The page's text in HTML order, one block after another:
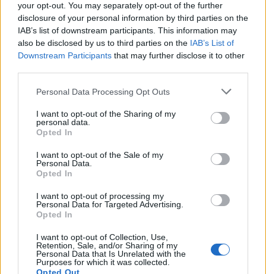
your opt-out. You may separately opt-out of the further
disclosure of your personal information by third parties on the
IAB’s list of downstream participants. This information may
also be disclosed by us to third parties on the IAB’s List of
Downstream Participants that may further disclose it to other
Please note that this website/app uses one or more Google
not limited to your visit or usage behaviour. You may click to
grant or deny consent to Google and its third-party tags to
use your data for below specified purposes in below Google
consent section.
Personal Data Processing Opt Outs
I want to opt-out of the Sharing of my
personal data.
Opted In
I want to opt-out of the Sale of my
Personal Data.
Opted In
I want to opt-out of processing my
Personal Data for Targeted Advertising.
Opted In
I want to opt-out of Collection, Use,
Retention, Sale, and/or Sharing of my
Personal Data that Is Unrelated with the
Purposes for which it was collected.
El petróleo Brent cae un 8.3% y arrastra a las materias primas
NEWS